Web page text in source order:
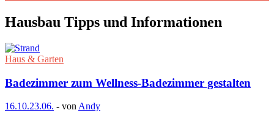
Hausbau Tipps und Informationen
Haus & Garten
Badezimmer zum Wellness-Badezimmer gestalten
16.10.23.06. - von Andy